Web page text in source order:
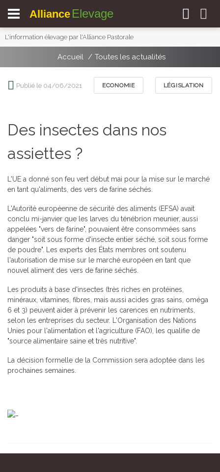
Alliance Elevage
L'information élevage par l'Alliance Pastorale
Accueil Toutes les actualités
Publié le 04/06/2021 ECONOMIE LÉGISLATION
Des insectes dans nos
assiettes ?
L'UE a donné son feu vert début mai pour la mise sur le marché
en tant qu'aliments, des vers de farine séchés.
L'Autorité européenne de sécurité des aliments (EFSA) avait
conclu mi-janvier que les larves du ténébrion meunier, aussi
appelées "vers de farine", pouvaient être consommées sans
danger "soit sous forme d'insecte entier séché, soit sous forme
de poudre". Les experts des États membres ont soutenu
l'autorisation de mise sur le marché européen en tant que
nouvel aliment des vers de farine séchés.
Les produits à base d'insectes (très riches en protéines,
minéraux, vitamines, fibres, mais aussi acides gras sains, oméga
6 et 3) peuvent aider à prévenir les carences en nutriments,
selon les entreprises du secteur. L'Organisation des Nations
Unies pour l'alimentation et l'agriculture (FAO), les qualifie de
"source alimentaire saine et très nutritive".
La décision formelle de la Commission sera adoptée dans les
prochaines semaines.